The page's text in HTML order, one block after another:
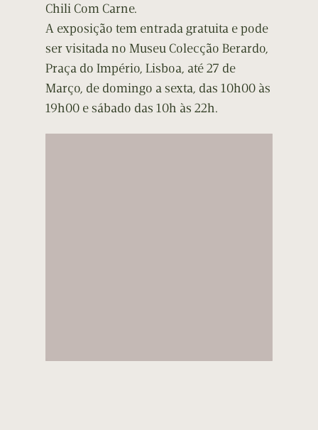
Chili Com Carne.
A exposição tem entrada gratuita e pode
ser visitada no Museu Colecção Berardo,
Praça do Império, Lisboa, até 27 de
Março, de domingo a sexta, das 10h00 às
19h00 e sábado das 10h às 22h.